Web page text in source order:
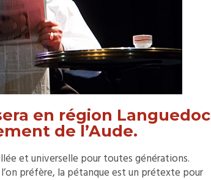
en région Languedoc
de l’Aude.
et universelle pour toutes générations.
préfère, la pétanque est un prétexte pour